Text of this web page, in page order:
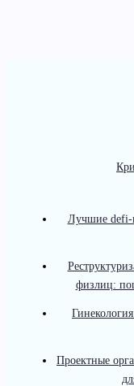
Лучшие defi-
физлиц:
Проектные